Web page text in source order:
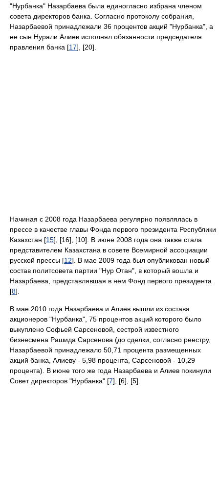
"Нурбанка" Назарбаева была единогласно избрана членом
совета директоров банка. Согласно протоколу собрания,
Назарбаевой принадлежали 36 процентов акций "Нурбанка", а
ее сын Нурали Алиев исполнял обязанности председателя
правления банка [17], [20].
Начиная с 2008 года Назарбаева регулярно появлялась в
прессе в качестве главы Фонда первого президента Республики
Казахстан [15], [16], [10]. В июне 2008 года она также стала
представителем Казахстана в совете Всемирной ассоциации
русской прессы [12]. В мае 2009 года был опубликован новый
состав политсовета партии "Нур Отан", в который вошла и
Назарбаева, представлявшая в нем Фонд первого президента
[8].
В мае 2010 года Назарбаева и Алиев вышли из состава
акционеров "Нурбанка", 75 процентов акций которого было
выкуплено Софьей Сарсеновой, сестрой известного
бизнесмена Рашида Сарсенова (до сделки, согласно реестру,
Назарбаевой принадлежало 50,71 процента размещенных
акций банка, Алиеву - 5,98 процента, Сарсеновой - 10,29
процента). В июне того же года Назарбаева и Алиев покинули
Cовет директоров "Нурбанка" [7], [6], [5].